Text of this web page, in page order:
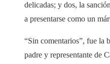
delicadas; y dos, la
a presentarse como un
“Sin comentarios”, fue la
padre y representante de